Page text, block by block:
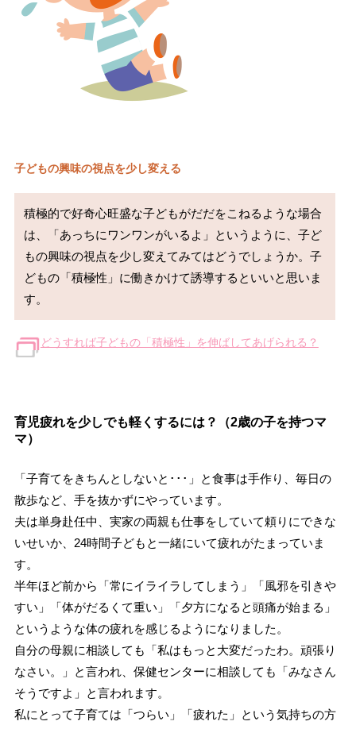
子どもの興味の視点を少し変える
積極的で好奇心旺盛な子どもがだだをこねるような場合
は、「あっちにワンワンがいるよ」というように、子ど
もの興味の視点を少し変えてみてはどうでしょうか。子
どもの「積極性」に働きかけて誘導するといいと思いま
す。
どうすれば子どもの「積極性」を伸ばしてあげられる？
育児疲れを少しでも軽くするには？（2歳の子を持つマ
マ）
「子育てをきちんとしないと･･･」と食事は手作り、毎日の
散歩など、手を抜かずにやっています。
夫は単身赴任中、実家の両親も仕事をしていて頼りにできな
いせいか、24時間子どもと一緒にいて疲れがたまっていま
す。
半年ほど前から「常にイライラしてしまう」「風邪を引きや
すい」「体がだるくて重い」「夕方になると頭痛が始まる」
というような体の疲れを感じるようになりました。
自分の母親に相談しても「私はもっと大変だったわ。頑張り
なさい。」と言われ、保健センターに相談しても「みなさん
そうですよ」と言われます。
私にとって子育ては「つらい」「疲れた」という気持ちの方